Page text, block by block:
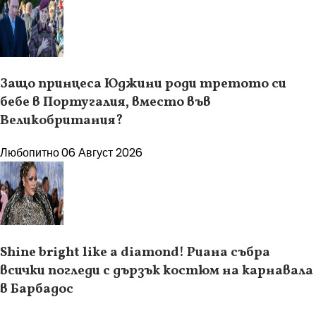
Защо принцеса Юджини роди третото си
бебе в Португалия, вместо във
Великобритания?
Любопитно06 Август 2026
Shine bright like a diamond! Риана събра
всички погледи с дързък костюм на карнавала
в Барбадос